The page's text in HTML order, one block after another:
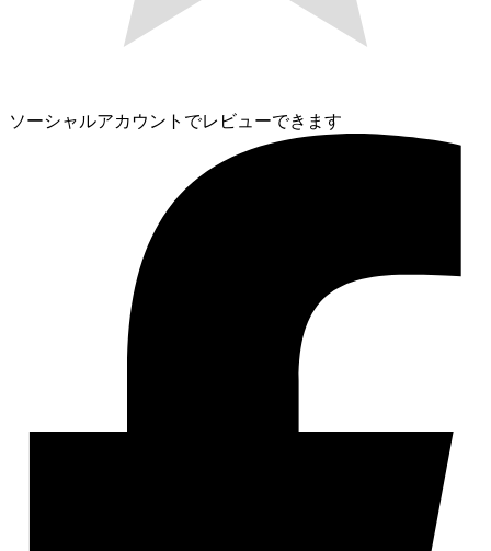
ソーシャルアカウントでレビューできます